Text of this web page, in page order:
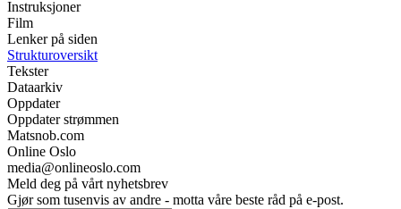
Instruksjoner
Film
Lenker på siden
Strukturoversikt
Tekster
Dataarkiv
Oppdater
Oppdater strømmen
Matsnob.com
Online Oslo
media@onlineoslo.com
Meld deg på vårt nyhetsbrev
Gjør som tusenvis av andre - motta våre beste råd på e-post.